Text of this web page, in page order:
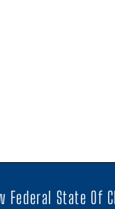
Federal State Of